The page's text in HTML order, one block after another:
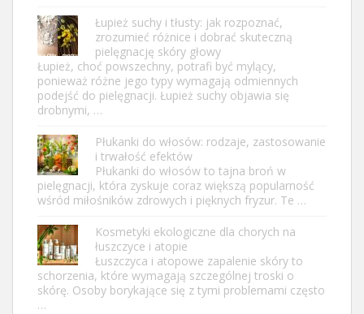
Łupież suchy i tłusty: jak rozpoznać,
zrozumieć różnice i dobrać skuteczną
pielęgnację skóry głowy
Łupież, choć powszechny, potrafi być mylący,
ponieważ różne jego typy wymagają odmiennych
podejść do pielęgnacji. Łupież suchy objawia się
drobnymi, …
Płukanki do włosów: rodzaje, zastosowanie
i trwałość efektów
Płukanki do włosów to tajna broń w
pielęgnacji, która zyskuje coraz większą popularność
wśród miłośników zdrowych i pięknych fryzur. Te …
Kosmetyki ekologiczne dla chorych na
łuszczyce i atopie
Łuszczyca i atopowe zapalenie skóry to
schorzenia, które wymagają szczególnej troski o
skórę. Osoby borykające się z tymi problemami często
…